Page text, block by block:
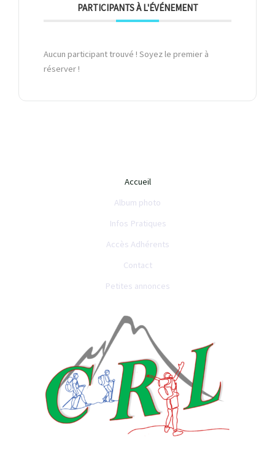
PARTICIPANTS À L'ÉVÉNEMENT
Aucun participant trouvé ! Soyez le premier à
réserver !
Accueil
Album photo
Infos Pratiques
Accès Adhérents
Contact
Petites annonces